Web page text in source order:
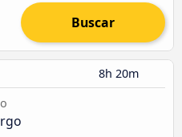
Buscar
8h 20m